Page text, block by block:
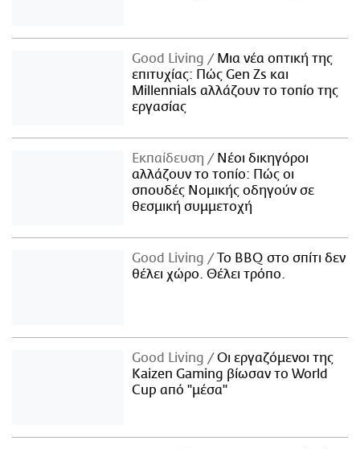
Good Living
Μια νέα οπτική της
επιτυχίας: Πώς Gen Zs και
Millennials αλλάζουν το τοπίο της
εργασίας
Εκπαίδευση
Νέοι δικηγόροι
αλλάζουν το τοπίο: Πώς οι
σπουδές Νομικής οδηγούν σε
θεσμική συμμετοχή
Good Living
Το BBQ στο σπίτι δεν
θέλει χώρο. Θέλει τρόπο.
Good Living
Οι εργαζόμενοι της
Kaizen Gaming βίωσαν το World
Cup από "μέσα"